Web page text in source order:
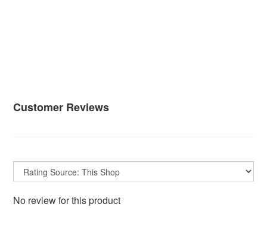
Customer Reviews
No review for this product